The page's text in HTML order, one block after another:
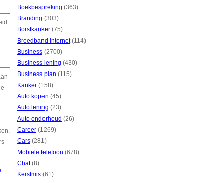
Boekbespreking (363)
Branding (303)
Borstkanker (75)
Breedband Internet(114)
Business (2700)
Business lening (430)
Business plan (115)
Kanker (158)
Auto kopen (45)
Auto lening (23)
Auto onderhoud (26)
Career (1269)
Cars (281)
Mobiele telefoon (678)
Chat(8)
Kerstmis (61)